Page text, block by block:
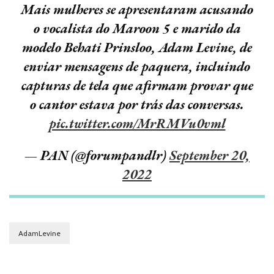
Mais mulheres se apresentaram acusando
o vocalista do Maroon 5 e marido da
modelo Behati Prinsloo, Adam Levine, de
enviar mensagens de paquera, incluindo
capturas de tela que afirmam provar que
o cantor estava por trás das conversas.
pic.twitter.com/MrRMVu0vml
— PAN (@forumpandlr)September 20,
2022
AdamLevine